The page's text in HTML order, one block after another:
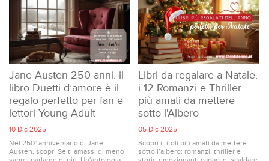
Jane Austen 250 anni: il
libro Duetti d’amore è il
regalo perfetto per fan e
lettori Young Adult
10 Dic 2025
Nel 250° anniversario di Jane
Austen, scopri Se ti amassi di meno
Libri da regalare a Natale:
i 12 Romanzi e Thriller
più amati da mettere
sotto l'Albero
05 Dic 2025
Scopri i titoli più amati da mettere
sotto l’albero: romanzi, thriller e